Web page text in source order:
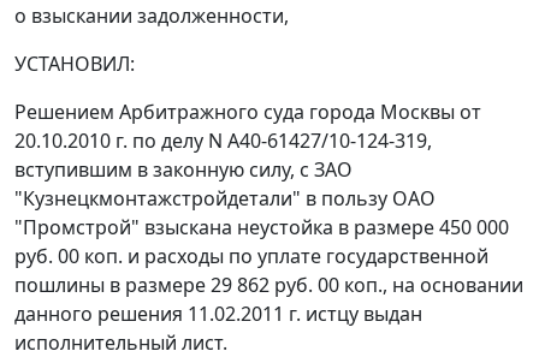
о взыскании задолженности,
УСТАНОВИЛ:
Решением Арбитражного суда города Москвы от
20.10.2010 г. по делу N А40-61427/10-124-319,
вступившим в законную силу, с ЗАО
"Кузнецкмонтажстройдетали" в пользу ОАО
"Промстрой" взыскана неустойка в размере 450 000
руб. 00 коп. и расходы по уплате государственной
пошлины в размере 29 862 руб. 00 коп., на основании
данного решения 11.02.2011 г. истцу выдан
исполнительный лист.